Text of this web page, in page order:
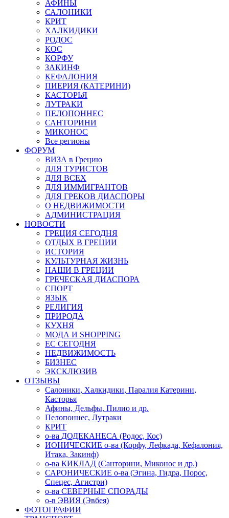
АФИНЫ
САЛОНИКИ
КРИТ
ХАЛКИДИКИ
РОДОС
КОС
КОРФУ
ЗАКИНФ
КЕФАЛОНИЯ
ПИЕРИЯ (КАТЕРИНИ)
КАСТОРЬЯ
ЛУТРАКИ
ПЕЛОПОННЕС
САНТОРИНИ
МИКОНОС
Все регионы
ФОРУМ
ВИЗА в Грецию
ДЛЯ ТУРИСТОВ
ДЛЯ ВСЕХ
ДЛЯ ИММИГРАНТОВ
ДЛЯ ГРЕКОВ ДИАСПОРЫ
О НЕДВИЖИМОСТИ
АДМИНИСТРАЦИЯ
НОВОСТИ
ГРЕЦИЯ СЕГОДНЯ
ОТДЫХ В ГРЕЦИИ
ИСТОРИЯ
КУЛЬТУРНАЯ ЖИЗНЬ
НАШИ В ГРЕЦИИ
ГРЕЧЕСКАЯ ДИАСПОРА
СПОРТ
ЯЗЫК
РЕЛИГИЯ
ПРИРОДА
КУХНЯ
МОДА И SHOPPING
ЕС СЕГОДНЯ
НЕДВИЖИМОСТЬ
БИЗНЕС
ЭКСКЛЮЗИВ
ОТЗЫВЫ
Салоники, Халкидики, Паралия Катерини,
Касторья
Афины, Дельфы, Пилио и др.
Пелопоннес, Лутраки
КРИТ
о-ва ДОДЕКАНЕСА (Родос, Кос)
ИОНИЧЕСКИЕ о-ва (Корфу, Лефкада, Кефалония,
Итака, Закинф)
о-ва КИКЛАД (Санторини, Миконос и др.)
САРОНИЧЕСКИЕ о-ва (Эгина, Гидра, Порос,
Спецес, Агистри)
о-ва СЕВЕРНЫЕ СПОРАДЫ
о-в ЭВИЯ (Эвбея)
ФОТОГРАФИИ